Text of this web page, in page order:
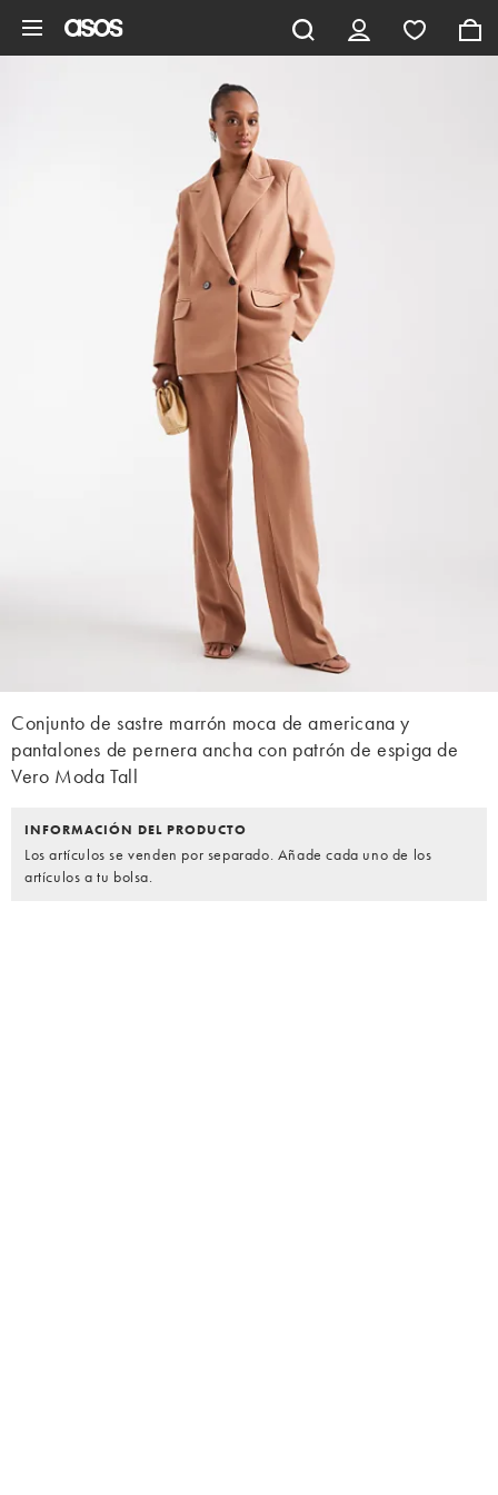
Conjunto de sastre marrón moca de americana y
pantalones de pernera ancha con patrón de espiga de
Vero Moda Tall
INFORMACIÓN DEL PRODUCTO
Los artículos se venden por separado. Añade cada uno de los
artículos a tu bolsa.